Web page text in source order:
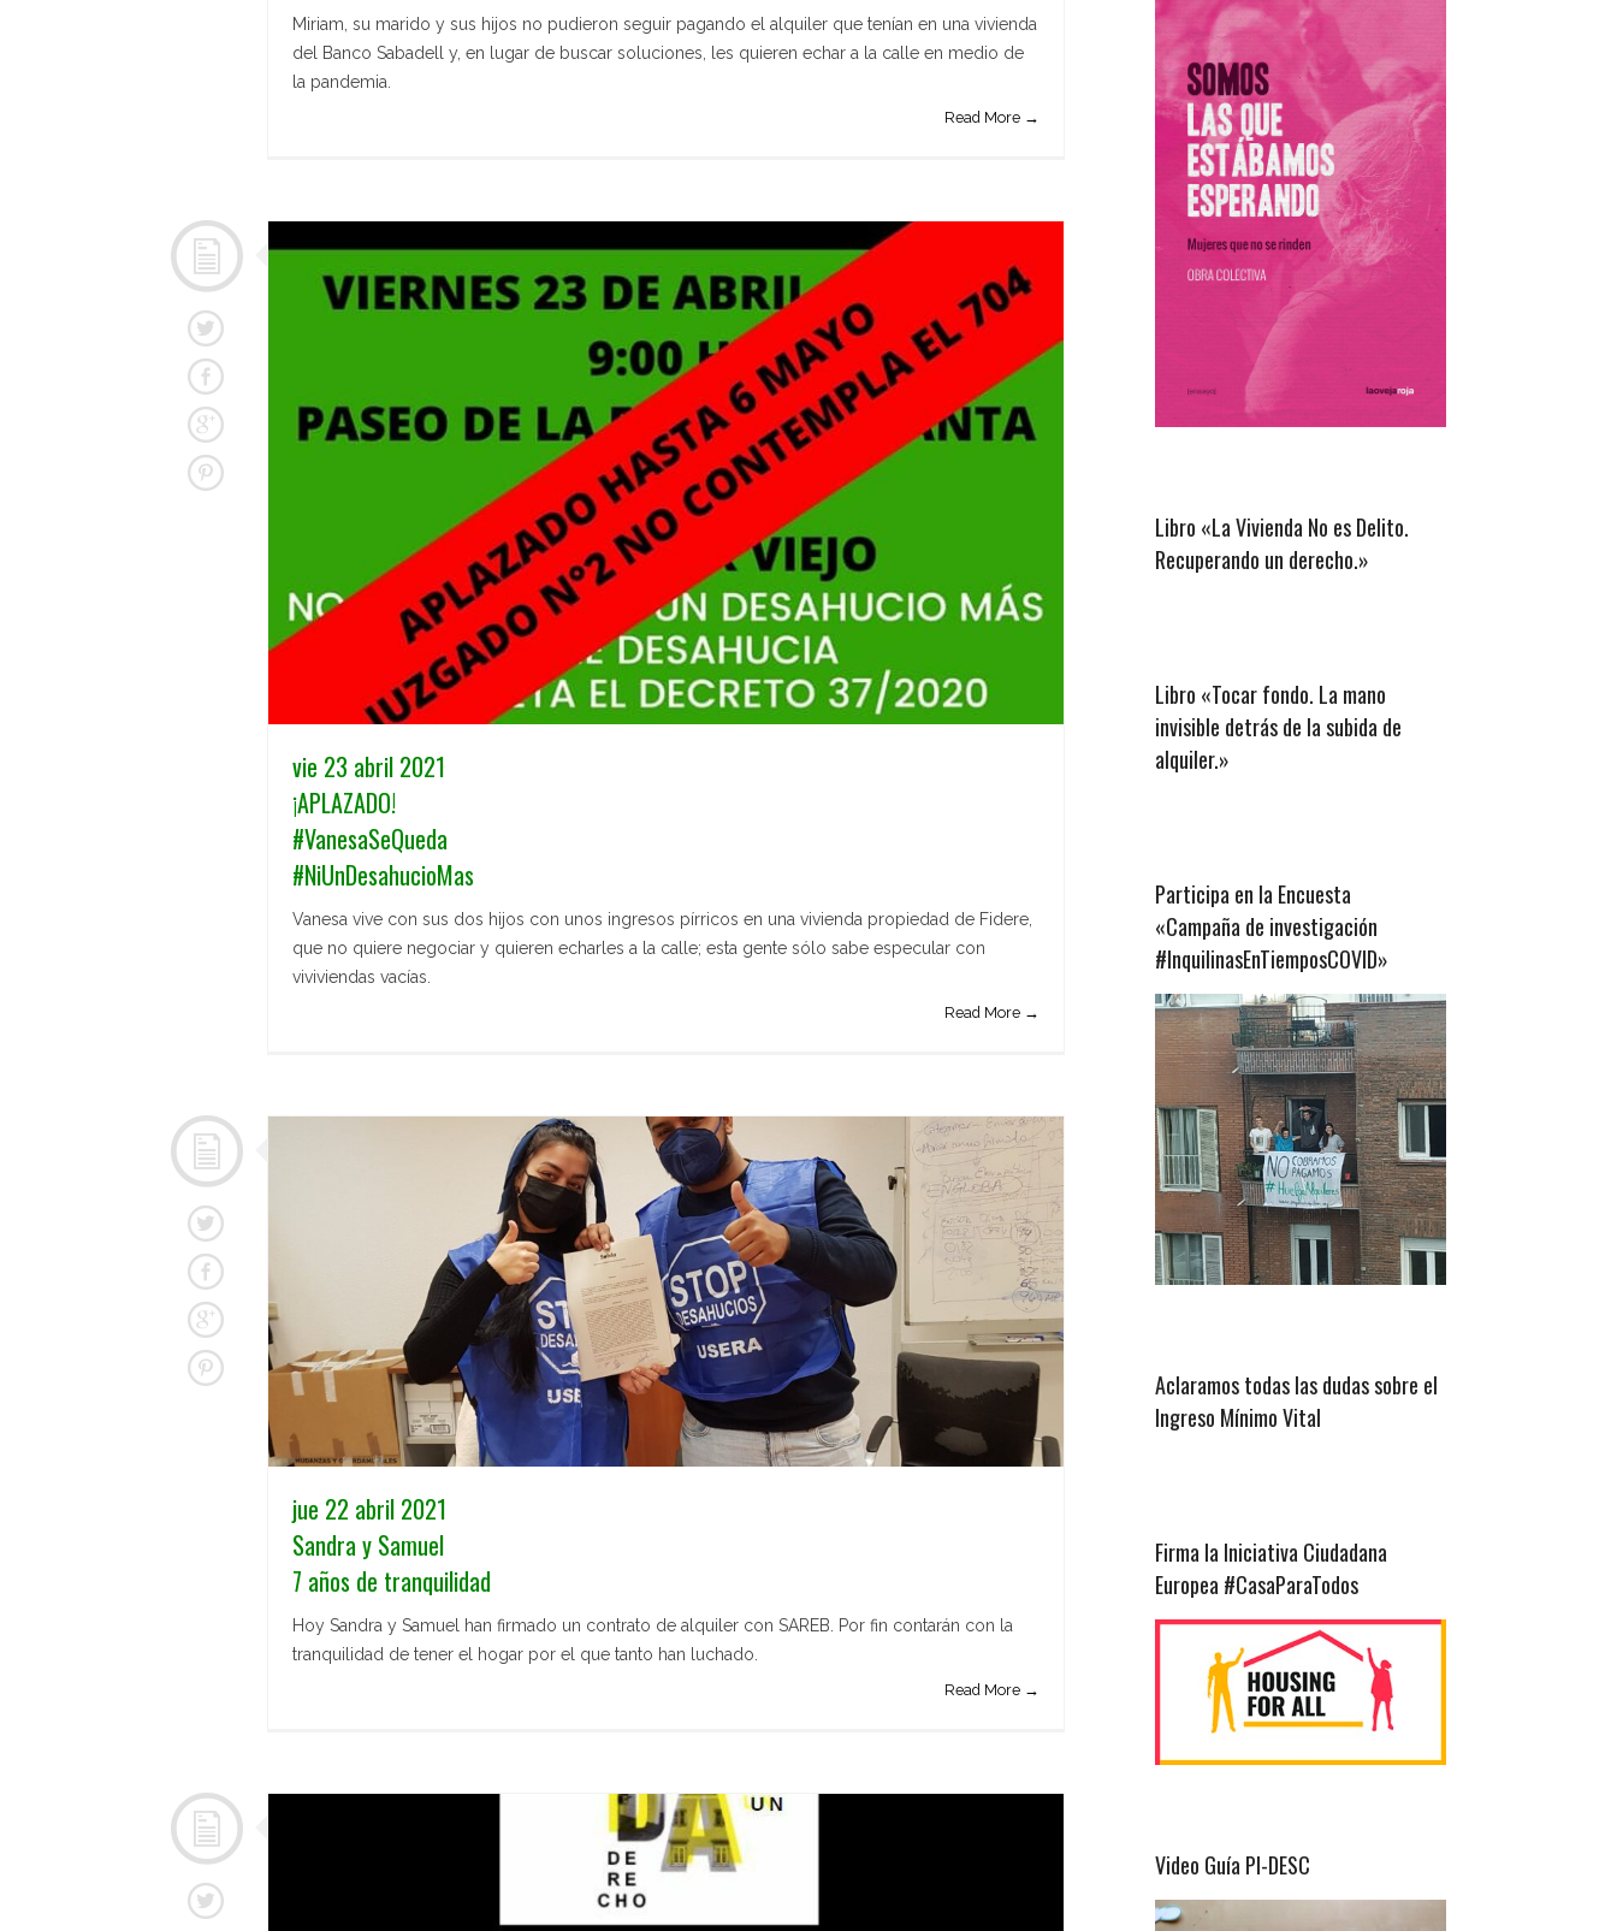
Miriam, su marido y sus hijos no pudieron seguir pagando el alquiler que tenían en una vivienda
del Banco Sabadell y, en lugar de buscar soluciones, les quieren echar a la calle en medio de
la pandemia.
Read More →
vie 23 abril 2021
¡APLAZADO!
#VanesaSeQueda
#NiUnDesahucioMas
Vanesa vive con sus dos hijos con unos ingresos pírricos en una vivienda propiedad de Fidere,
que no quiere negociar y quieren echarles a la calle; esta gente sólo sabe especular con
viviviendas vacías.
Read More →
jue 22 abril 2021
Sandra y Samuel
7 años de tranquilidad
Hoy Sandra y Samuel han firmado un contrato de alquiler con SAREB. Por fin contarán con la
tranquilidad de tener el hogar por el que tanto han luchado.
Read More →
Libro «La Vivienda No es Delito.
Recuperando un derecho.»
Libro «Tocar fondo. La mano
invisible detrás de la subida de
alquiler.»
Participa en la Encuesta
«Campaña de investigación
#InquilinasEnTiemposCOVID»
Aclaramos todas las dudas sobre el
Ingreso Mínimo Vital
Firma la Iniciativa Ciudadana
Europea #CasaParaTodos
Video Guía PI-DESC